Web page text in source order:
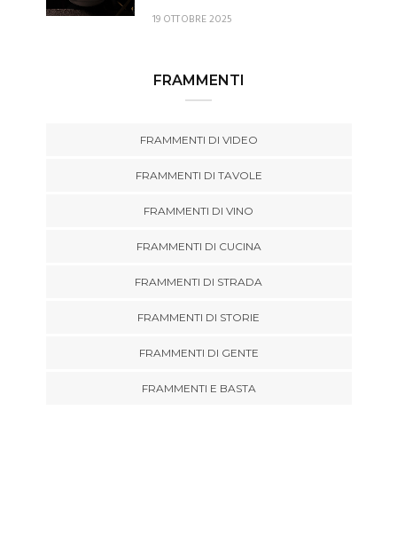
19 OTTOBRE 2025
FRAMMENTI
FRAMMENTI DI VIDEO
FRAMMENTI DI TAVOLE
FRAMMENTI DI VINO
FRAMMENTI DI CUCINA
FRAMMENTI DI STRADA
FRAMMENTI DI STORIE
FRAMMENTI DI GENTE
FRAMMENTI E BASTA